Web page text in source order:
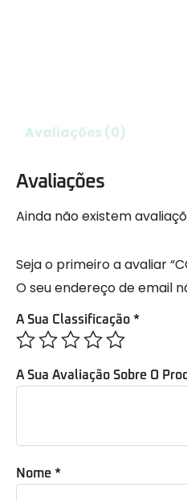
Avaliações (0)
Avaliações
Ainda não existem
Seja o primeiro a avaliar
O seu endereço de email
A Sua Classificação *
A Sua Avaliação Sobre O
Nome *